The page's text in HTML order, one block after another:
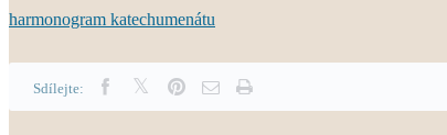
harmonogram katechumenátu
Sdílejte: